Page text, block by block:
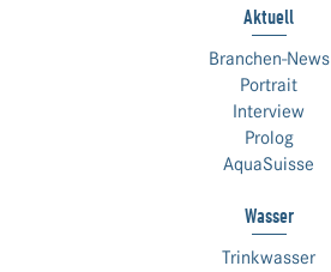
Aktuell
Branchen-News
Portrait
Interview
Prolog
AquaSuisse
Wasser
Trinkwasser